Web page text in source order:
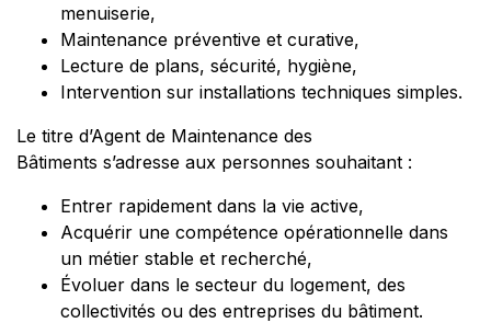
menuiserie,
Maintenance préventive et curative,
Lecture de plans, sécurité, hygiène,
Intervention sur installations techniques simples.
Le titre d’Agent de Maintenance des
Bâtiments s’adresse aux personnes souhaitant :
Entrer rapidement dans la vie active,
Acquérir une compétence opérationnelle dans
un métier stable et recherché,
Évoluer dans le secteur du logement, des
collectivités ou des entreprises du bâtiment.